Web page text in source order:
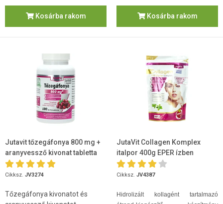
Kosárba rakom Kosárba rakom
Jutavit tőzegáfonya 800 mg +
aranyvessző kivonat tabletta
100db
Cikksz. JV3274
Tőzegáfonya kivonatot és
JutaVit Collagen Komplex
italpor 400g EPER ízben
Cikksz. JV4387
Hidrolizált kollagént tartalmazó